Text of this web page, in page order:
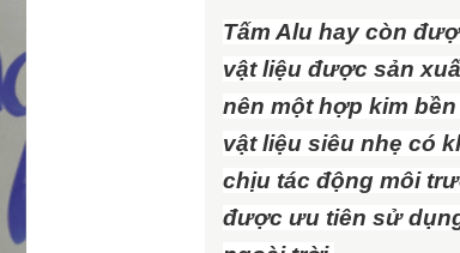
Tấm Alu hay còn
vật liệu được sản
nên một hợp kim
vật liệu siêu nhẹ có
chịu tác động môi
được ưu tiên sử